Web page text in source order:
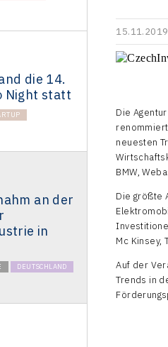
die 14.
Night statt
an der
in
DEUTSCHLAND
15.11.2019
Die
neuesten
BMW,
Die größte
Mc Kinsey,
Auf der
Trends in